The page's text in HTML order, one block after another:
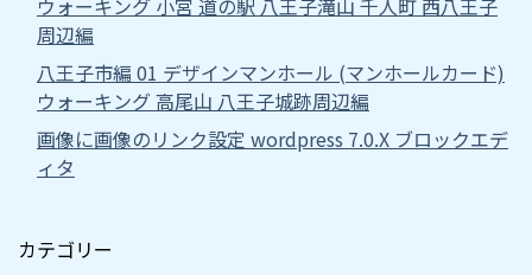
周辺編
八王子市編 01 デザインマンホール (マンホールカード)
ウォーキング 高尾山 八王子城跡周辺編
画像に画像のリンク設定 wordpress 7.0.X ブロックエデ
ィタ
カテゴリー